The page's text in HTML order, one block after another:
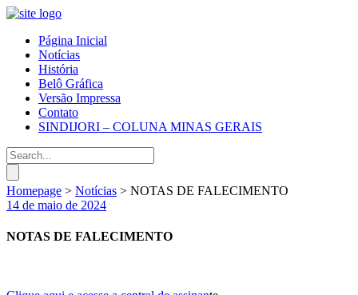
Página Inicial
Notícias
História
Belô Gráfica
Versão Impressa
Contato
SINDIJORI – COLUNA MINAS GERAIS
Homepage > Notícias > NOTAS DE FALECIMENTO
14 de maio de 2024
NOTAS DE FALECIMENTO